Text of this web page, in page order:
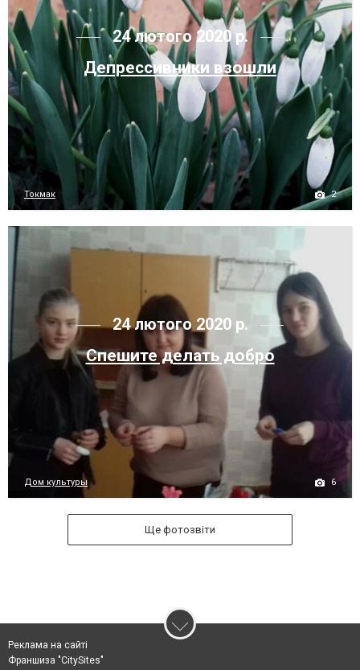
24 лютого 2020 р.
Депрессивники взошли
Токмак 2
24 лютого 2020 р.
Спешите делать добро
Дом культуры 6
Ще фотозвіти
Реклама на сайті
Франшиза "CitySites"